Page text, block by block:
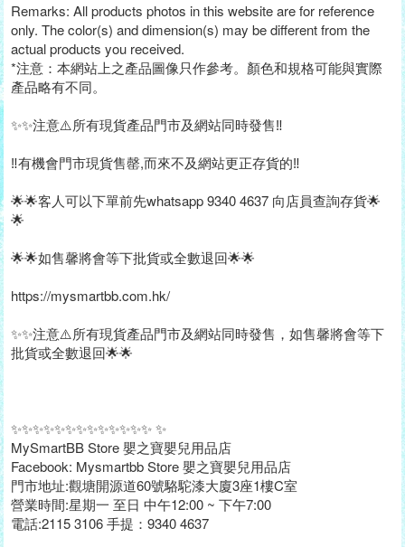
Remarks: All products photos in this website are for reference
only. The color(s) and dimension(s) may be different from the
actual products you received.
*注意：本網站上之產品圖像只作參考。顏色和規格可能與實際
產品略有不同。
✨✨注意⚠️所有現貨產品門市及網站同時發售‼️
‼️有機會門市現貨售罄,而來不及網站更正存貨的‼️
🌟🌟客人可以下單前先whatsapp 9340 4637 向店員查詢存貨🌟
🌟
🌟🌟如售馨將會等下批貨或全數退回🌟🌟
https://mysmartbb.com.hk/
✨✨注意⚠️所有現貨產品門市及網站同時發售，如售馨將會等下
批貨或全數退回🌟🌟
✨✨✨✨✨✨✨✨✨✨✨✨✨ ✨
MySmartBB Store 嬰之寶嬰兒用品店
Facebook: Mysmartbb Store 嬰之寶嬰兒用品店
門市地址:觀塘開源道60號駱駝漆大廈3座1樓C室
營業時間:星期一 至日 中午12:00 ~ 下午7:00
電話:2115 3106 手提：9340 4637